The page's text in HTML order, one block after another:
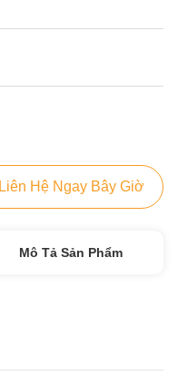
Liên Hệ Ngay Bây Giờ
Mô Tả Sản Phẩm